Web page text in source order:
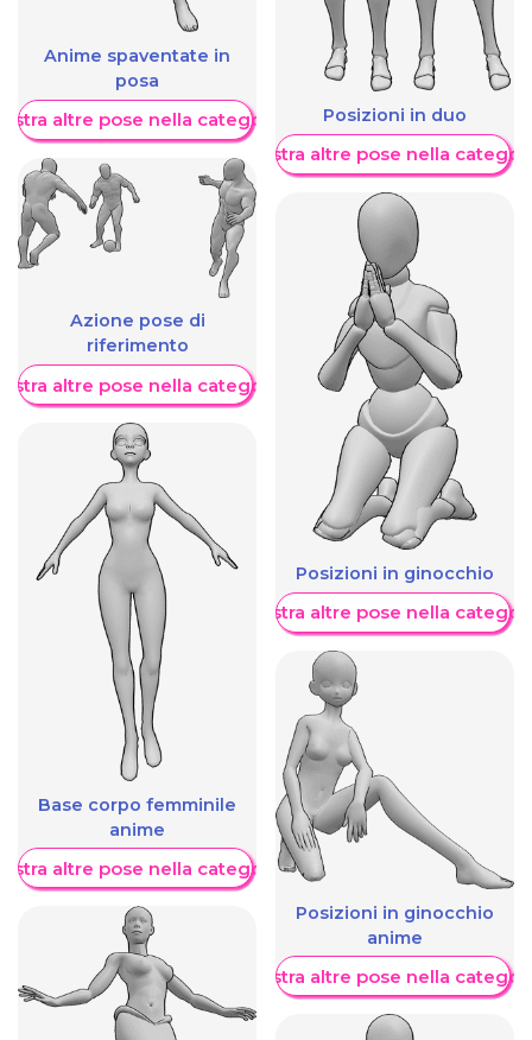
Anime spaventate in
posa
altre pose nella categoria
Azione pose di
riferimento
altre pose nella categoria
Base corpo femminile
anime
altre pose nella categoria
Posizioni in duo
Mostra altre pose nella
Posizioni in ginocchio
Mostra altre pose nella
Posizioni in ginocchio
anime
Mostra altre pose nella